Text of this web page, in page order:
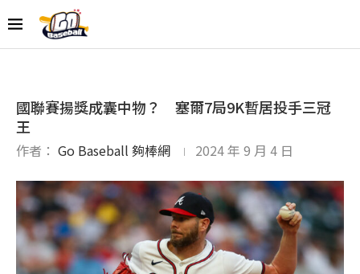
國聯賽揚獎成囊中物？ 塞爾7局9K暫居投手三冠
王
作者： Go Baseball 夠棒網 2024 年 9 月 4 日